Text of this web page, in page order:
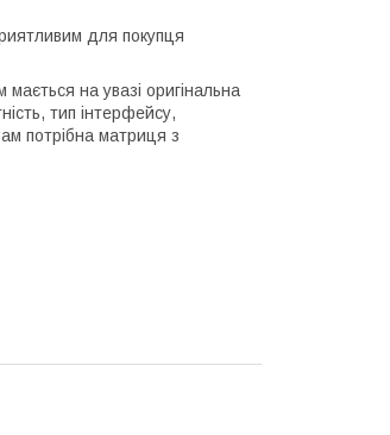
для покупця
на увазі оригінальна
тип інтерфейсу,
потрібна матриця з